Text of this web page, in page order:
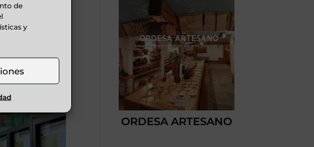
de
y
ORDESA ARTESANO